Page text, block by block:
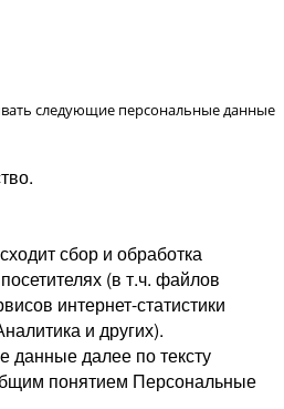
следующие персональные данные
сбор и обработка
(в т.ч. файлов
интернет-статистики
и других).
далее по тексту
понятием Персональные